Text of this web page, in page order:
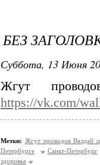
БЕЗ
Суббота, 13 Июня
Жгут
https://vk.com/
Метки: Жгут проводов Валдай
Петербурге
Санкт-Петербург
здоровье